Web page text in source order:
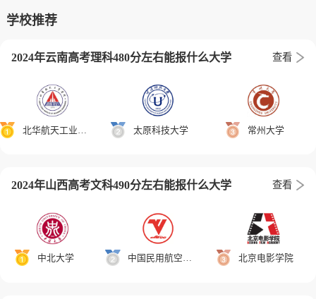
学校推荐
2024年云南高考理科480分左右能报什么大学 查看
北华航天工业学院 太原科技大学 常州大学
2024年山西高考文科490分左右能报什么大学 查看
中北大学 中国民用航空飞行学院 北京电影学院